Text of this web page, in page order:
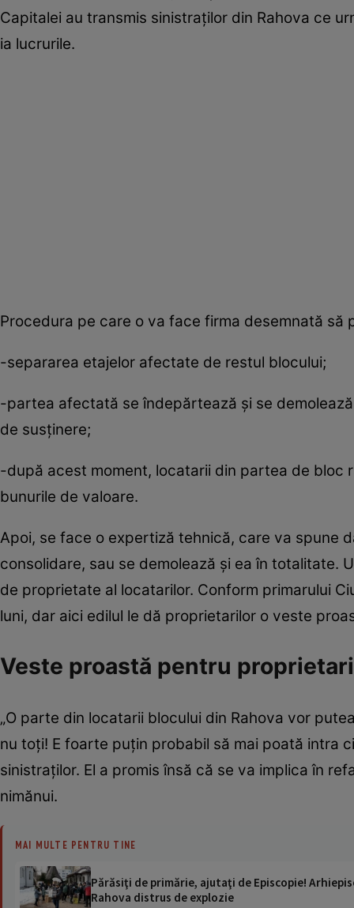
Capitalei au transmis sinistraților din Rahova ce
ia lucrurile.
Procedura pe care o va face firma desemnată să
-separarea etajelor afectate de restul blocului;
-partea afectată se îndepărtează și se
de susținere;
-după acest moment, locatarii din partea de bloc
bunurile de valoare.
Apoi, se face o expertiză tehnică, care va spune
consolidare, sau se demolează și ea în totalitate.
de proprietate al locatarilor. Conform primarului
luni, dar aici edilul le dă proprietarilor o veste
Veste proastă pentru
„O parte din locatarii blocului din Rahova vor
nu toți! E foarte puțin probabil să mai poată intra
sinistraților. El a promis însă că se va implica în
nimănui.
MAI MULTE PENTRU TINE
Părăsiţi de primărie, ajutaţi de Episcopie!
Rahova distrus de explozie